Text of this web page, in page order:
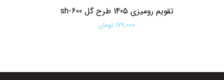
تقویم رومیزی 1405 طرح گل sh-600
۱۷۹,۰۰۰ تومان